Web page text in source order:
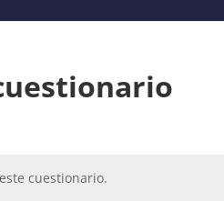
cuestionario.